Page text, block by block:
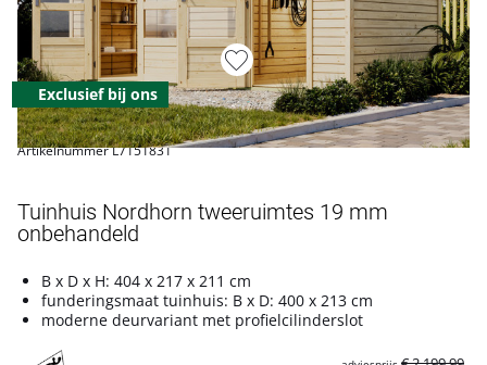
Exclusief bij ons
Artikelnummer L7151831
Tuinhuis Nordhorn tweeruimtes 19 mm
onbehandeld
B x D x H: 404 x 217 x 211 cm
funderingsmaat tuinhuis: B x D: 400 x 213 cm
moderne deurvariant met profielcilinderslot